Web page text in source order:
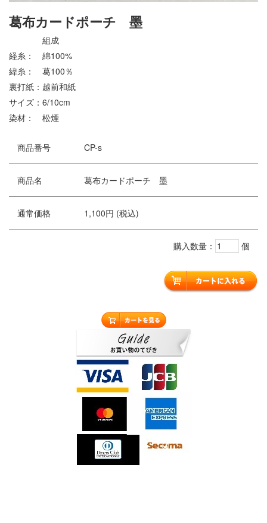
葛布カードポーチ 墨
組成
経糸： 綿100%
緯糸： 葛100％
裏打紙：越前和紙
サイズ：6/10cm
染材： 松煙
商品番号 CP-s
商品名 葛布カードポーチ 墨
通常価格 1,100円 (税込)
購入数量： 個